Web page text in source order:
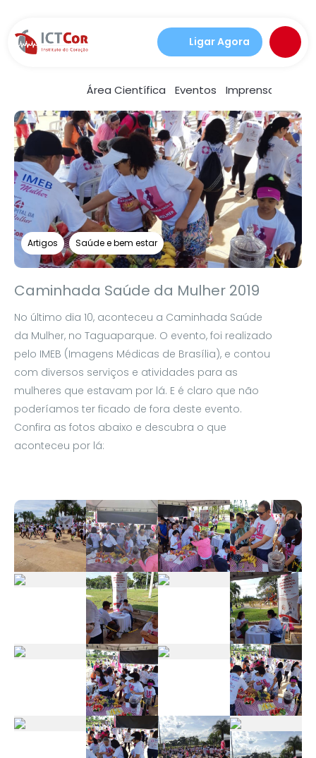
Ligar Agora
Área Científica Eventos Imprensa
Artigos Saúde e bem estar
Caminhada Saúde da Mulher 2019
No último dia 10, aconteceu a Caminhada Saúde
da Mulher, no Taguaparque. O evento, foi realizado
pelo IMEB (Imagens Médicas de Brasília), e contou
com diversos serviços e atividades para as
mulheres que estavam por lá. E é claro que não
poderíamos ter ficado de fora deste evento.
Confira as fotos abaixo e descubra o que
aconteceu por lá: